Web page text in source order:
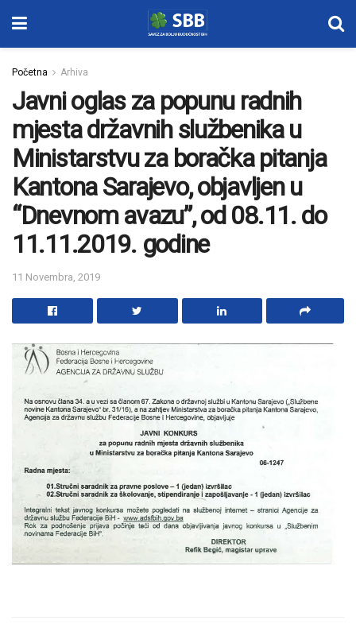
Početna Arhiva
Javni oglas za popunu radnih
mjesta državnih službenika u
Ministarstvu za boračka pitanja
Kantona Sarajevo, objavljen u
“Dnevnom avazu”, od 08.11. do
11.11.2019. godine
11 Novembra, 2019